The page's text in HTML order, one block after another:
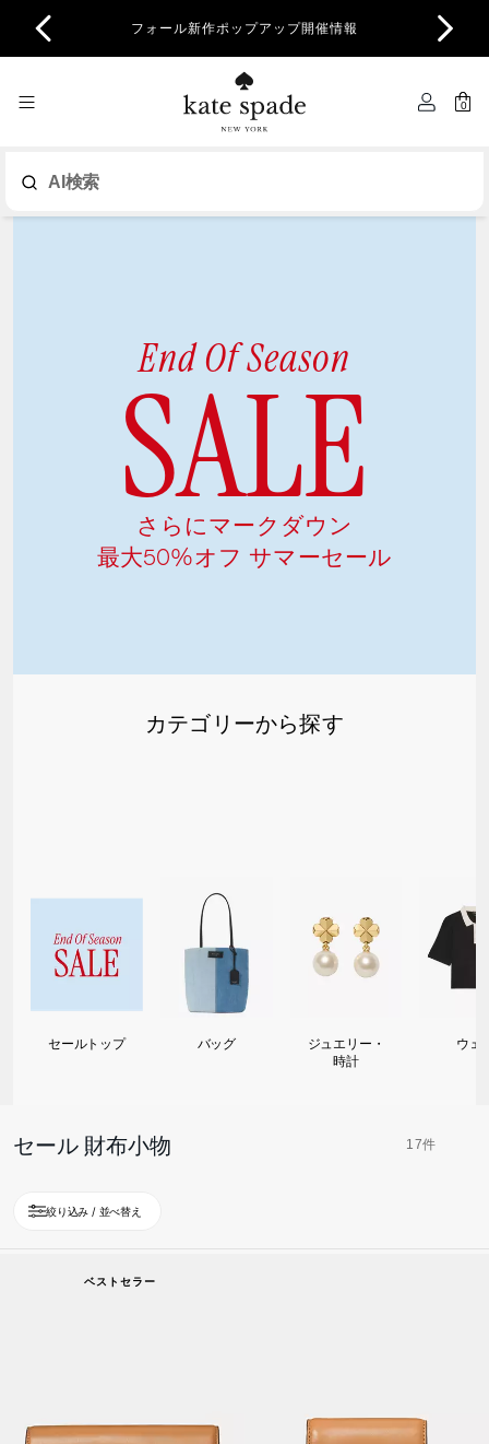
フォール新作ポップアップ開催情報
0
AI検索
End Of Season
SALE
さらにマークダウン​
最大50%オフ サマーセール​
カテゴリーから探す
セールトップ バッグ
ジュエリー・
時計
ウェ
セール 財布小物 17件
絞り込み / 並べ替え
ベストセラー